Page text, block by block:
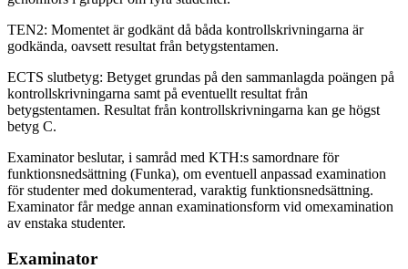
TEN2: Momentet är godkänt då båda kontrollskrivningarna är
godkända, oavsett resultat från betygstentamen.
ECTS slutbetyg: Betyget grundas på den sammanlagda poängen på
kontrollskrivningarna samt på eventuellt resultat från
betygstentamen. Resultat från kontrollskrivningarna kan ge högst
betyg C.
Examinator beslutar, i samråd med KTH:s samordnare för
funktionsnedsättning (Funka), om eventuell anpassad examination
för studenter med dokumenterad, varaktig funktionsnedsättning.
Examinator får medge annan examinationsform vid omexamination
av enstaka studenter.
Examinator